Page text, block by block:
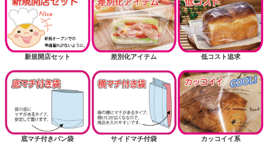
新規開店セット 差別化アイテム 低コスト追求
底マチ付きパン袋 サイドマチ付袋 カッコイイ系